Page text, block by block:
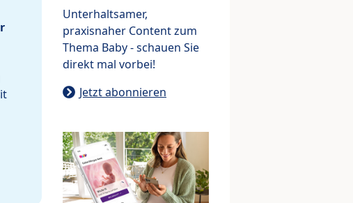
Unterhaltsamer,
praxisnaher Content zum
Thema Baby - schauen Sie
direkt mal vorbei!
Jetzt abonnieren